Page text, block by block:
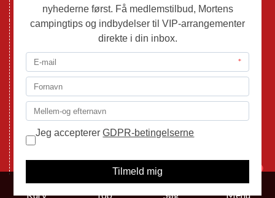
Nyheder
Adria
Adria Autocampere
Eriba
Fendt
Hobby
Randger Van
Kurv Top Søg Menu